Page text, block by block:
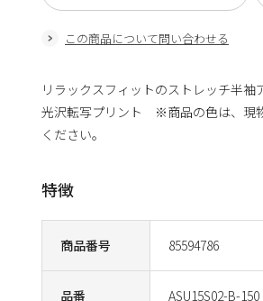
商品番号 85594786
品番 ASU15S02-B-150
この商品について問い合わせる
リラックスフィットのストレッチ半
光沢転写プリント ※商品の色は、現
ください。
特徴